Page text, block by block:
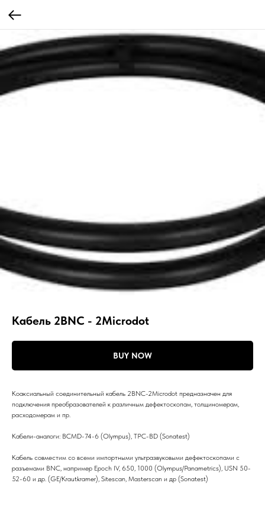
Кабель 2BNC - 2Microdot
BUY NOW
Коаксиальный соединительный кабель 2BNC-2Microdot предназначен для
подключения преобразователей к различным дефектоскопам, толщиномерам,
расходомерам и пр.
Кабели-аналоги: BCMD-74-6 (Olympus), TPC-BD (Sonatest)
Кабель совместим со всеми импортными ультразвуковыми дефектоскопами с
разъемами BNC, например Epoch IV, 650, 1000 (Olympus/Panametrics), USN 50-
52-60 и др. (GE/Krautkramer), Sitescan, Masterscan и др (Sonatest)